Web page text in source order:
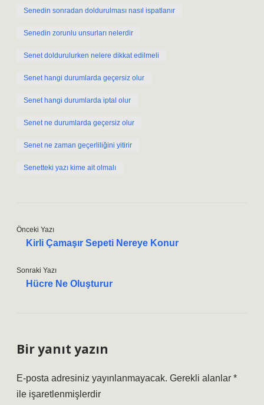
Senedin sonradan doldurulması nasıl ispatlanır
Senedin zorunlu unsurları nelerdir
Senet doldurulurken nelere dikkat edilmeli
Senet hangi durumlarda geçersiz olur
Senet hangi durumlarda iptal olur
Senet ne durumlarda geçersiz olur
Senet ne zaman geçerliliğini yitirir
Senetteki yazı kime ait olmalı
Önceki Yazı
Kirli Çamaşır Sepeti Nereye Konur
Sonraki Yazı
Hücre Ne Oluşturur
Bir yanıt yazın
E-posta adresiniz yayınlanmayacak. Gerekli alanlar *
ile işaretlenmişlerdir